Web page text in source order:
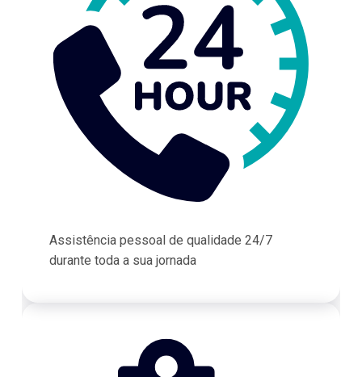
Assistência pessoal de qualidade 24/7
durante toda a sua jornada